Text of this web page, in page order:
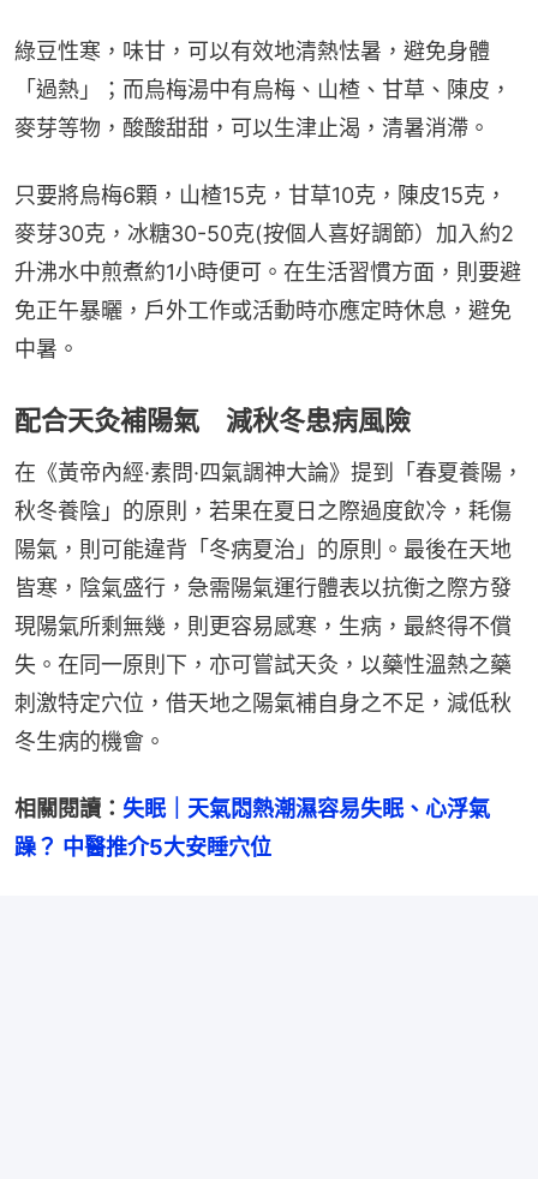
綠豆性寒，味甘，可以有效地清熱怯暑，避免身體
「過熱」；而烏梅湯中有烏梅、山楂、甘草、陳皮，
麥芽等物，酸酸甜甜，可以生津止渴，清暑消滯。
只要將烏梅6顆，山楂15克，甘草10克，陳皮15克，
麥芽30克，冰糖30-50克(按個人喜好調節）加入約2
升沸水中煎煮約1小時便可。在生活習慣方面，則要避
免正午暴曬，戶外工作或活動時亦應定時休息，避免
中暑。
配合天灸補陽氣 減秋冬患病風險
在《黃帝內經·素問·四氣調神大論》提到「春夏養陽，
秋冬養陰」的原則，若果在夏日之際過度飲冷，耗傷
陽氣，則可能違背「冬病夏治」的原則。最後在天地
皆寒，陰氣盛行，急需陽氣運行體表以抗衡之際方發
現陽氣所剩無幾，則更容易感寒，生病，最終得不償
失。在同一原則下，亦可嘗試天灸，以藥性溫熱之藥
刺激特定穴位，借天地之陽氣補自身之不足，減低秋
冬生病的機會。
相關閱讀： 失眠｜天氣悶熱潮濕容易失眠、心浮氣
躁？ 中醫推介5大安睡穴位